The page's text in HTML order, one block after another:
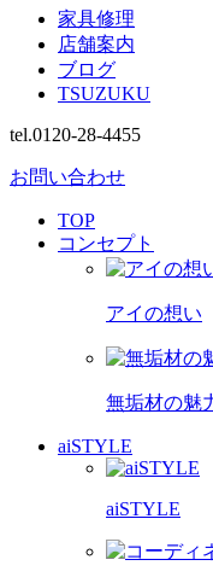
家具修理
店舗案内
ブログ
TSUZUKU
tel.0120-28-4455
お問い合わせ
TOP
コンセプト
アイの想い
無垢材の魅
aiSTYLE
aiSTYLE